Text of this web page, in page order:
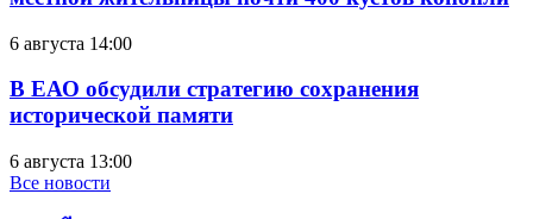
6 августа 14:00
В ЕАО обсудили стратегию сохранения
исторической памяти
6 августа 13:00
Все новости